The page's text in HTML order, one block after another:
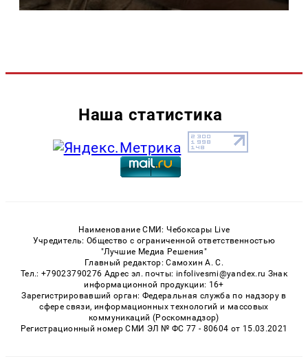
Наша статистика
Наименование СМИ: Чебоксары Live
Учредитель: Общество с ограниченной ответственностью
"Лучшие Медиа Решения"
Главный редактор: Самохин А. С.
Тел.: +79023790276 Адрес эл. почты: infolivesmi@yandex.ru Знак
информационной продукции: 16+
Зарегистрировавший орган: Федеральная служба по надзору в
сфере связи, информационных технологий и массовых
коммуникаций (Роскомнадзор)
Регистрационный номер СМИ ЭЛ № ФС 77 - 80604 от 15.03.2021